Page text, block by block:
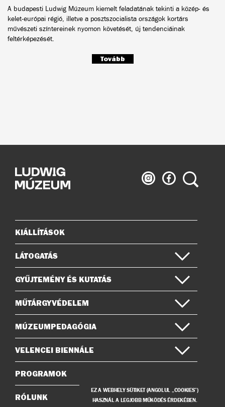
A budapesti Ludwig Múzeum kiemelt feladatának tekinti a közép- és
kelet-európai régió, illetve a posztszocialista országok kortárs
művészeti színtereinek nyomon követését, új tendenciáinak
feltérképezését.
Tovább
Ludwig
Múzeum
Ludwig
Múzeum
Keresés
Oldaltérkép
KIÁLLÍTÁSOK
LÁTOGATÁS
GYŰJTEMÉNY ÉS KUTATÁS
MŰTÁRGYVÉDELEM
MÚZEUMPEDAGÓGIA
VELENCEI BIENNÁLE
PROGRAMOK
RÓLUNK
EZ A WEBHELY SÜTIKET (ANGOLUL „COOKIES”)
HASZNÁL A LEGJOBB MŰKÖDÉS ÉRDEKÉBEN.